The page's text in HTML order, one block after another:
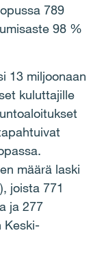
789
98 %
13 miljoonaan
kuluttajille
määrä laski
joista 771
ja 277
Keski-